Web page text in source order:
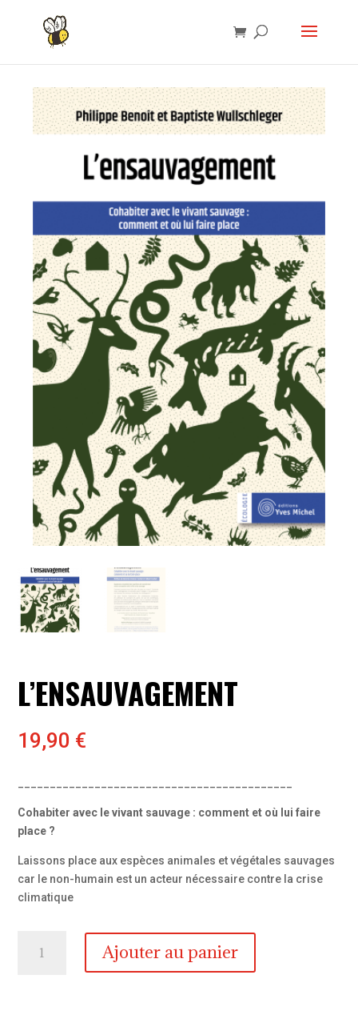
L’ENSAUVAGEMENT
19,90 €
Cohabiter avec le vivant sauvage : comment et où lui faire
place ?
Laissons place aux espèces animales et végétales sauvages
car le non-humain est un acteur nécessaire contre la crise
climatique
L'ensauvagement
Ajouter au panier